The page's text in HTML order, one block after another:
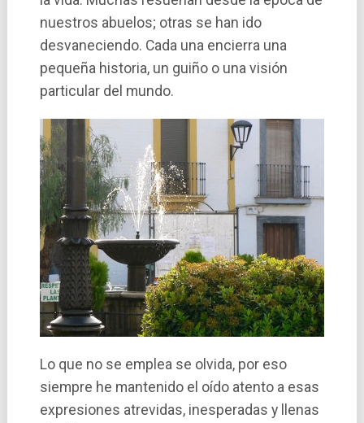
nuestros abuelos; otras se han ido
desvaneciendo. Cada una encierra una
pequeña historia, un guiño o una visión
particular del mundo.
Lo que no se emplea se olvida, por eso
siempre he mantenido el oído atento a esas
expresiones atrevidas, inesperadas y llenas